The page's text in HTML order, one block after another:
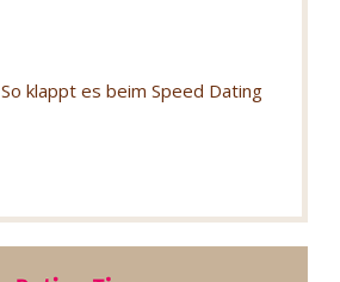
So klappt es beim Speed Dating